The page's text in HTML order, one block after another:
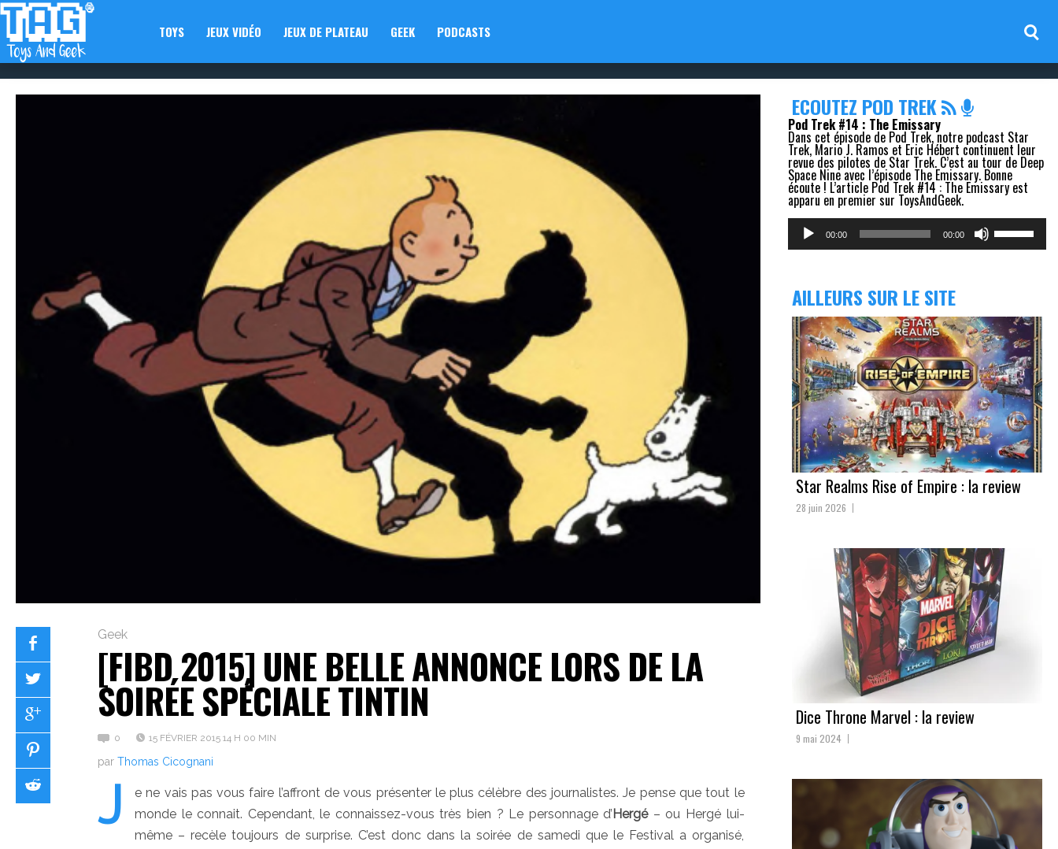
TOYS JEUX VIDÉO JEUX DE PLATEAU GEEK PODCASTS
Geek
[FIBD 2015] UNE BELLE ANNONCE LORS DE LA
SOIRÉE SPÉCIALE TINTIN
0 15 FÉVRIER 2015 14 H 00 MIN
par Thomas Cicognani
J
e ne vais pas vous faire l’affront de vous présenter le plus célèbre des journalistes. Je pense que tout le
monde le connait. Cependant, le connaissez-vous très bien ? Le personnage d’Hergé– ou Hergé lui-
même – recèle toujours de surprise. C’est donc dans la soirée de samedi que le Festival a organisé,
ECOUTEZ POD TREK
Pod Trek #14 : The Emissary
Dans cet épisode de Pod Trek, notre podcast Star
Trek, Mario J. Ramos et Eric Hébert continuent leur
revue des pilotes de Star Trek. C’est au tour de Deep
Space Nine avec l’épisode The Emissary. Bonne
écoute ! L’article Pod Trek #14 : The Emissary est
apparu en premier sur ToysAndGeek.
Lecteur
audio 00:00 00:00
les
flèches
le
volume.
AILLEURS SUR LE SITE
Star Realms Rise of Empire : la review
28 juin 2026
Dice Throne Marvel : la review
9 mai 2024